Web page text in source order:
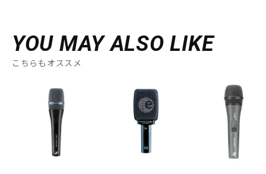
YOU MAY ALSO LIKE
こちらもオススメ